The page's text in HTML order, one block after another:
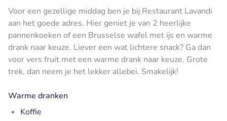
Voor een gezellige middag ben je bij Restaurant Lavandi
aan het goede adres. Hier geniet je van 2 heerlijke
pannenkoeken of een Brusselse wafel met ijs en warme
drank naar keuze. Liever een wat lichtere snack? Ga dan
voor vers fruit met een warme drank naar keuze. Grote
trek, dan neem je het lekker allebei. Smakelijk!
Warme dranken
Koffie